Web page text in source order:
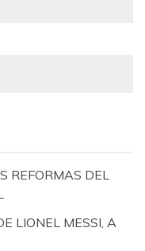
REFORMAS DEL
LIONEL MESSI, A